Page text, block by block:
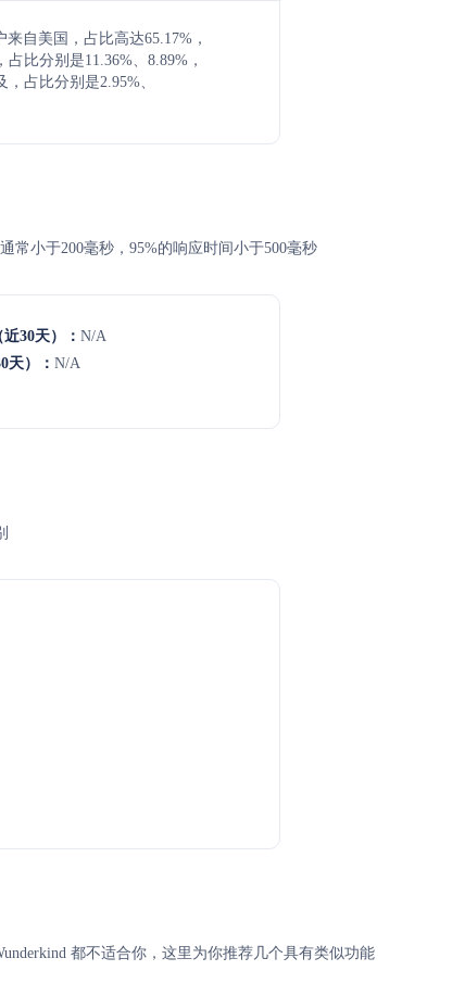
来自美国，占比高达65.17%，
比分别是11.36%、8.89%，
占比分别是2.95%、
常小于200毫秒，95%的响应时间小于500毫秒
30天）： N/A
天）： N/A
都不适合你，这里为你推荐几个具有类似功能